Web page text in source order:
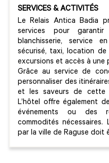
SERVICES & ACTIVITÉS
Le Relais Antica Badia
services pour
blanchisserie, service
sécurisé, taxi, location
excursions et accès à une
Grâce au service de
personnaliser des
et les saveurs de cette
L’hôtel offre également
événements ou des
commodités
par la ville de Raguse doit